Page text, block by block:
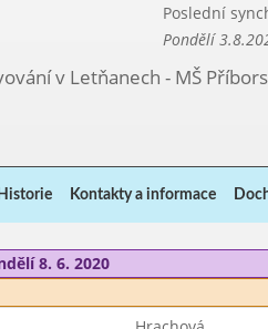
Poslední
Pondělí
v Letňanech - MŠ
Historie Kontakty a informace
8. 6. 2020